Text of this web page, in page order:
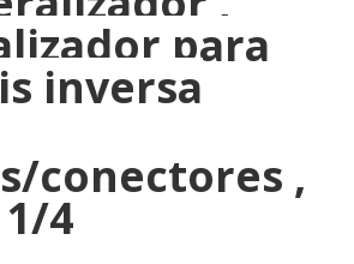
para
inversa
conectores ,
4